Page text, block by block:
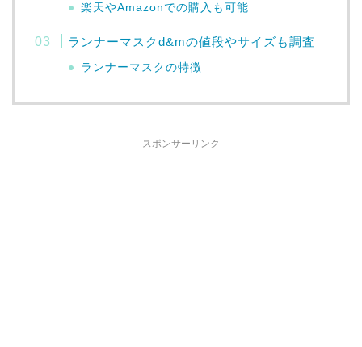
楽天やAmazonでの購入も可能
ランナーマスクd&mの値段やサイズも調査
ランナーマスクの特徴
スポンサーリンク